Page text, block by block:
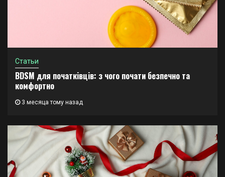
Статьи
BDSM для початківців: з чого почати безпечно та
комфортно
3 месяца тому назад